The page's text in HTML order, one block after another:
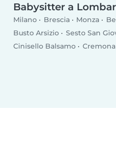
Babysitter a
Milano Brescia Monza
Busto Arsizio
Sesto San
Cinisello Balsamo
Cremona